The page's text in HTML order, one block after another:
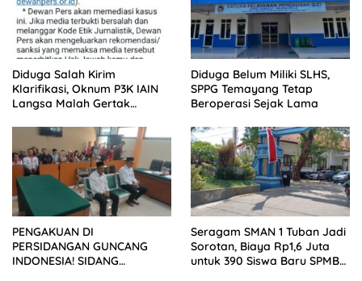
Diduga Salah Kirim
Klarifikasi, Oknum P3K IAIN
Langsa Malah Gertak
Diduga Belum Miliki SLHS,
SPPG Temayang Tetap
Beroperasi Sejak Lama
PENGAKUAN DI
PERSIDANGAN GUNCANG
INDONESIA! SIDANG
Seragam SMAN 1 Tuban Jadi
Sorotan, Biaya Rp1,6 Juta
untuk 390 Siswa Baru SPMB